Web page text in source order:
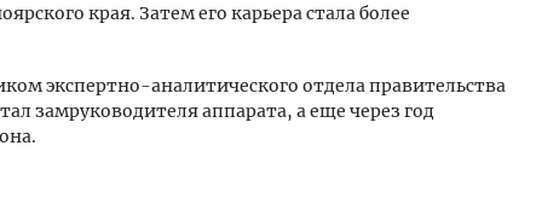
края. Затем его карьера стала более
экспертно-аналитического отдела правительства
замруководителя аппарата, а еще через год